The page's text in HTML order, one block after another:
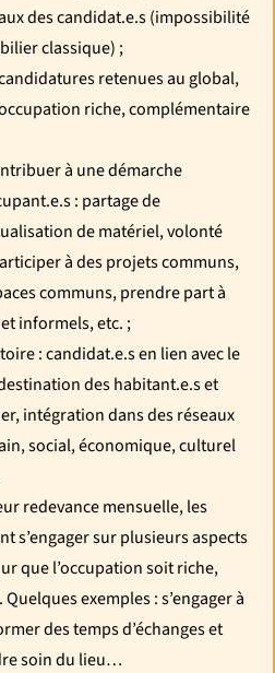
des candidat.e.s (impossibilité
classique) ;
retenues au global,
riche, complémentaire
à une démarche
: partage de
de matériel, volonté
à des projets communs,
communs, prendre part à
informels, etc. ;
: candidat.e.s en lien avec le
des habitant.e.s et
intégration dans des réseaux
social, économique, culturel
redevance mensuelle, les
s’engager sur plusieurs aspects
que l’occupation soit riche,
exemples : s’engager à
des temps d’échanges et
soin du lieu…